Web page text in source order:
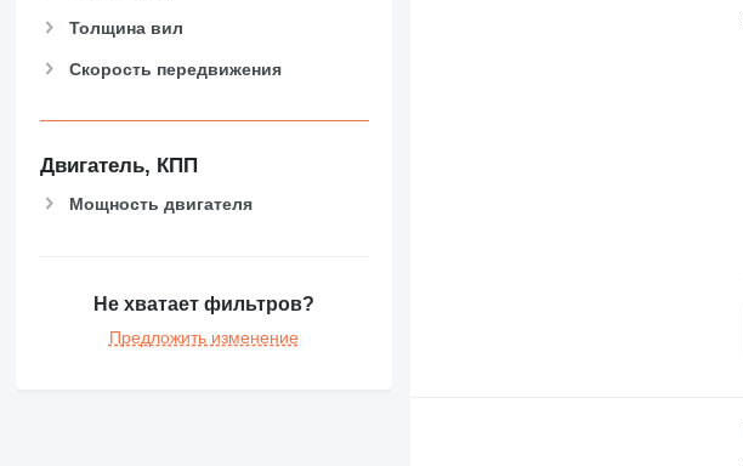
Толщина вил
Скорость передвижения
Двигатель, КПП
Мощность двигателя
Не хватает фильтров?
Предложить изменение